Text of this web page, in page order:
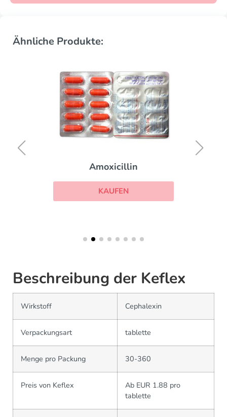
Ähnliche Produkte:
Amoxicillin
KAUFEN
Beschreibung der Keflex
Wirkstoff Cephalexin
Verpackungsart tablette
Menge pro Packung 30-360
Preis von Keflex
Ab EUR 1.88 pro
tablette